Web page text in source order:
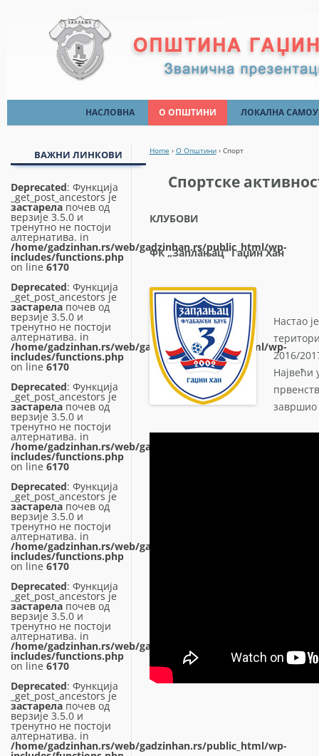
НАСЛОВНА О ОПШТИНИ
Туризам
ЛОКАЛНА
Општинско веће
Месне
ВАЖНИ ЛИНКОВИ
Deprecated: Функција
_get_post_ancestors је
застарела почев од
верзије 3.5.0 и
тренутно не постоји
алтернатива. in
/home/gadzinhan.rs/web/gadzinhan.rs/public_html/wp-
includes/functions.php
on line 6170
Deprecated: Функција
_get_post_ancestors је
застарела почев од
верзије 3.5.0 и
тренутно не постоји
алтернатива. in
/home/gadzinhan.rs/web/gadzinhan.rs/public_html/wp-
includes/functions.php
on line 6170
Deprecated: Функција
_get_post_ancestors је
застарела почев од
верзије 3.5.0 и
тренутно не постоји
алтернатива. in
/home/gadzinhan.rs/web/gadzinhan.rs/public_html/wp-
includes/functions.php
on line 6170
Deprecated: Функција
_get_post_ancestors је
застарела почев од
верзије 3.5.0 и
тренутно не постоји
алтернатива. in
/home/gadzinhan.rs/web/gadzinhan.rs/public_html/wp-
includes/functions.php
on line 6170
Deprecated: Функција
_get_post_ancestors је
застарела почев од
верзије 3.5.0 и
тренутно не постоји
алтернатива. in
/home/gadzinhan.rs/web/gadzinhan.rs/public_html/wp-
includes/functions.php
on line 6170
Deprecated: Функција
_get_post_ancestors је
застарела почев од
верзије 3.5.0 и
тренутно не постоји
алтернатива. in
/home/gadzinhan.rs/web/gadzinhan.rs/public_html/wp-
Home › О Општини › Спорт
Спортске
КЛУБОВИ
ФК „Заплањац“ Гаџин Хан
Настао
2016/
Највећи
завршио